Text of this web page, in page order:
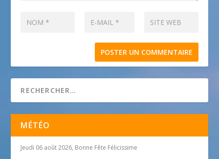
MÉTÉO
Jeudi 06 août 2026, Bonne Fête Félicissime